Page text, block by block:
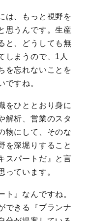
は、もっと視野を
思うんです。生産
と、どうしても無
しまうので、1人
を忘れないことを
ですね。
をひととおり身に
解析、営業のスタ
物にして、そのな
を深堀りすること
スパートだ』と言
っています。
ト』なんですね。
できる『プランナ